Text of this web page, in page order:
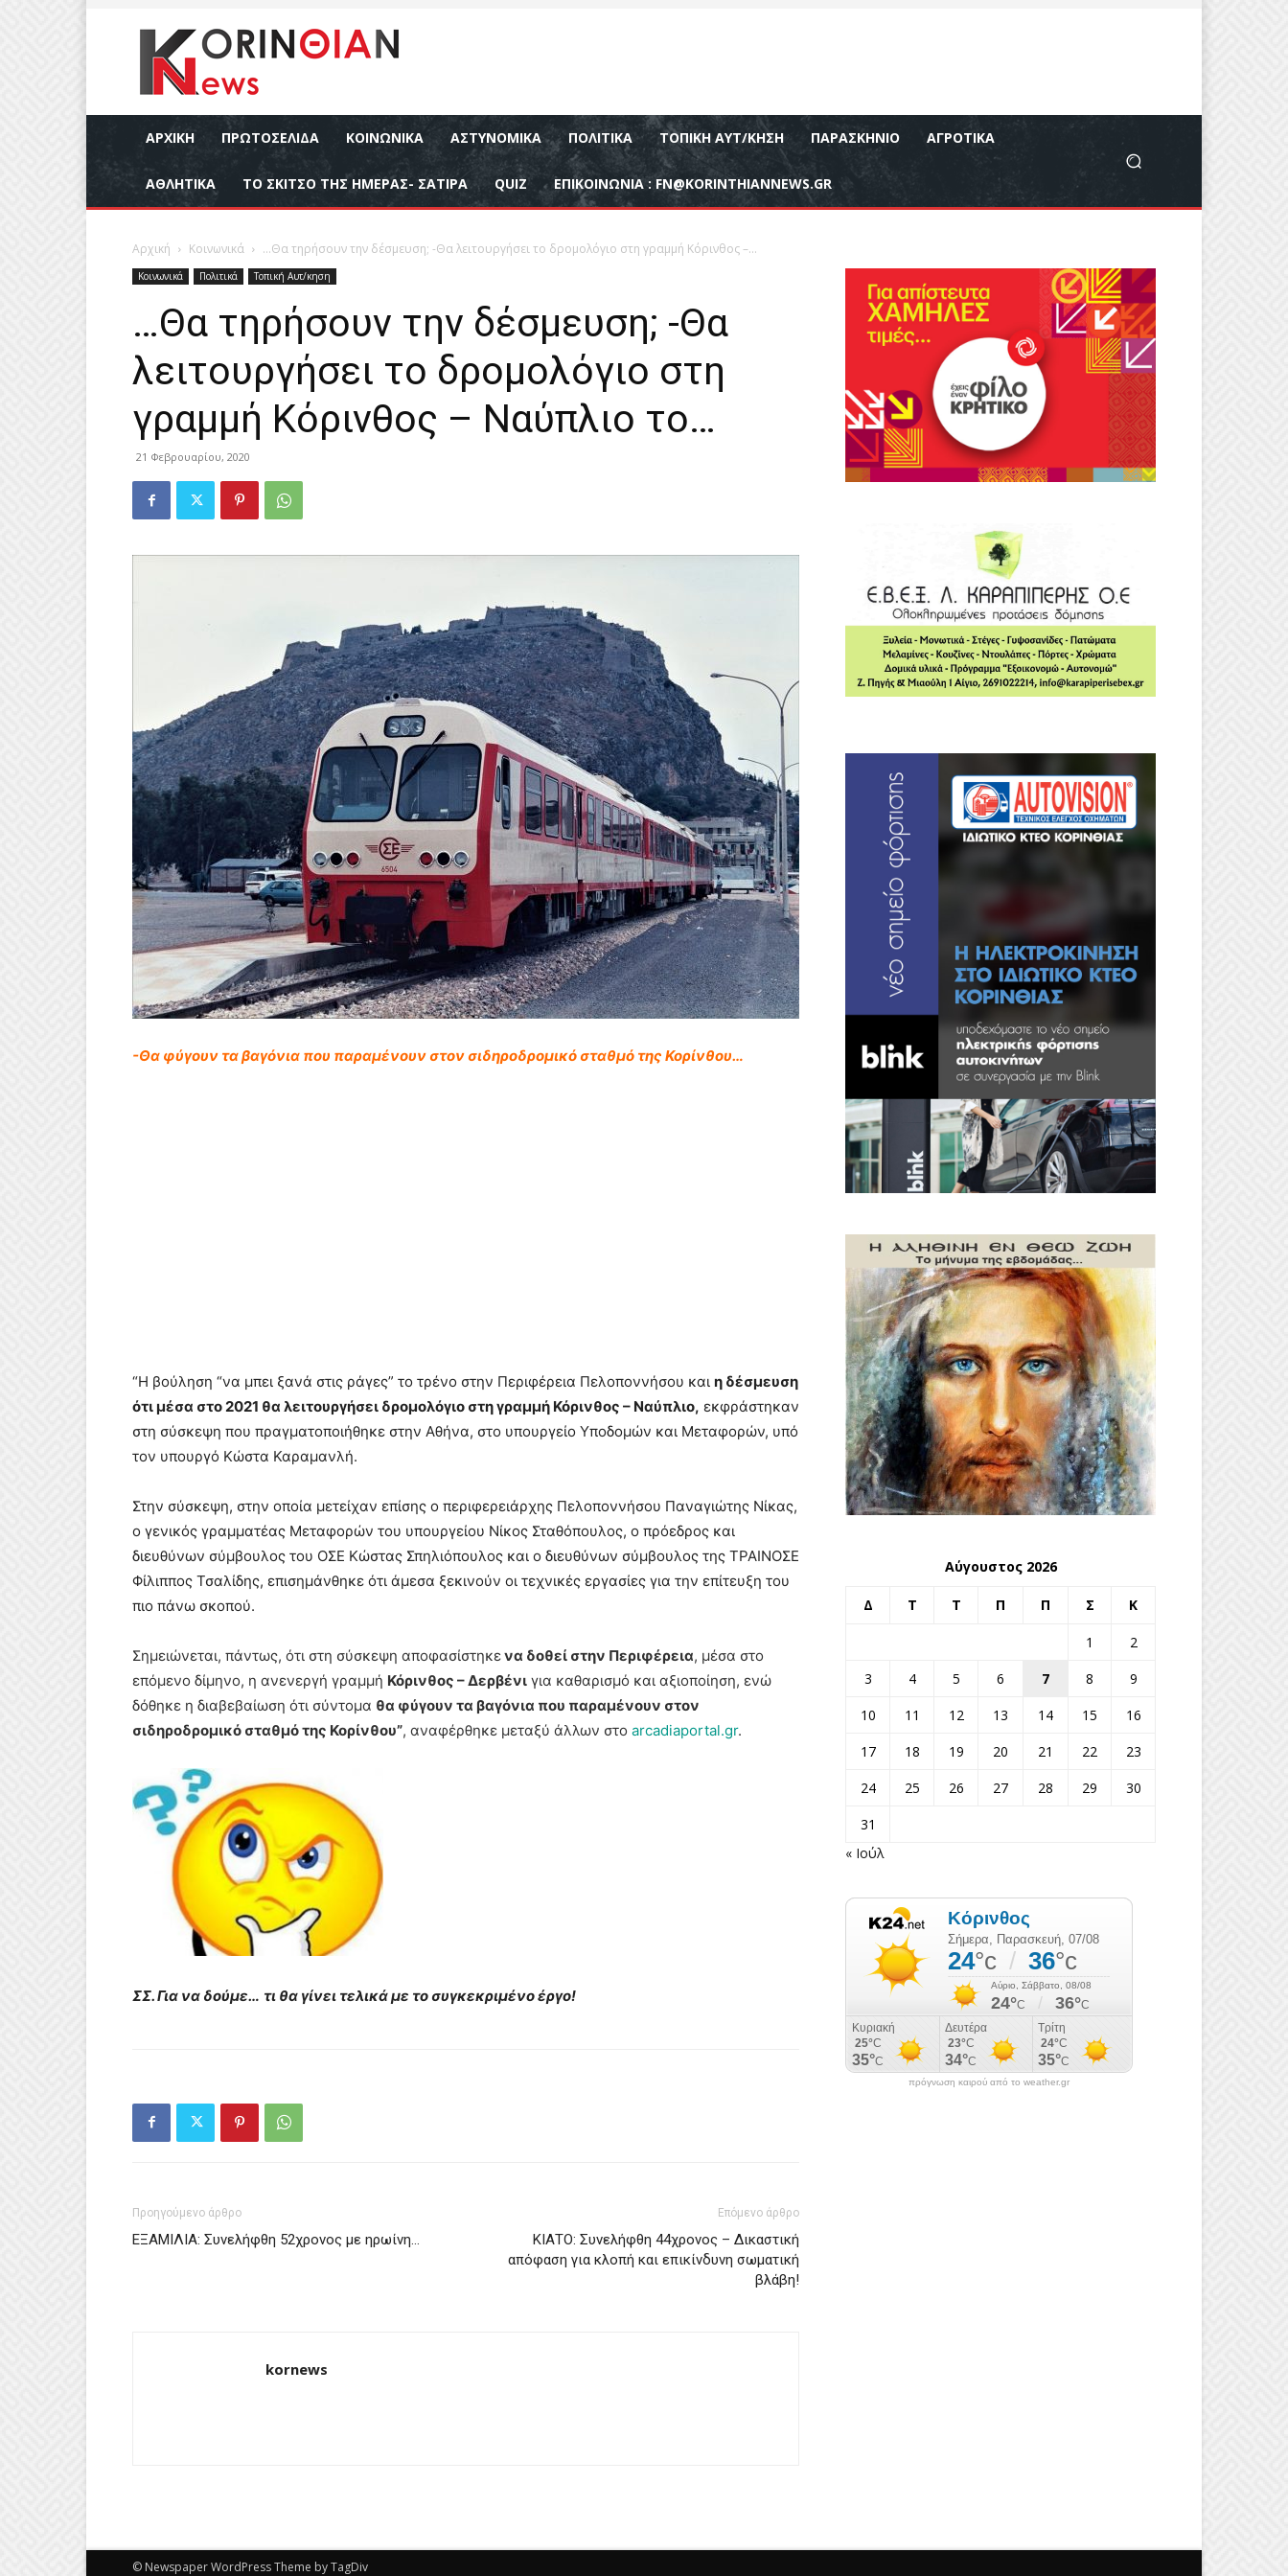
ΑΡΧΙΚΉ ΠΡΩΤΟΣΕΛΙΔΑ ΚΟΙΝΩΝΙΚΆ ΑΣΤΥΝΟΜΙΚΆ ΠΟΛΙΤΙΚΆ ΤΟΠΙΚΉ ΑΥΤ/ΚΗΣΗ ΠΑΡΑΣΚΉΝΙΟ ΑΓΡΟΤΙΚΆ
ΑΘΛΗΤΙΚΆ ΤΟ ΣΚΙΤΣΟ ΤΗΣ ΗΜΕΡΑΣ- ΣΑΤΙΡΑ QUIZ ΕΠΙΚΟΙΝΩΝΊΑ : FN@KORINTHIANNEWS.GR
Αρχική Κοινωνικά …Θα τηρήσουν την δέσμευση; -Θα λειτουργήσει το δρομολόγιο στη γραμμή Κόρινθος –...
Κοινωνικά Πολιτικά Τοπική Αυτ/κηση
…Θα τηρήσουν την δέσμευση; -Θα
λειτουργήσει το δρομολόγιο στη
γραμμή Κόρινθος – Ναύπλιο το…
21 Φεβρουαρίου, 2020
-Θα φύγουν τα βαγόνια που παραμένουν στον σιδηροδρομικό σταθμό της Κορίνθου…
“Η βούληση “να μπει ξανά στις ράγες” το τρένο στην Περιφέρεια Πελοποννήσου και η δέσμευση
ότι μέσα στο 2021 θα λειτουργήσει δρομολόγιο στη γραμμή Κόρινθος – Ναύπλιο, εκφράστηκαν
στη σύσκεψη που πραγματοποιήθηκε στην Αθήνα, στο υπουργείο Υποδομών και Μεταφορών, υπό
τον υπουργό Κώστα Καραμανλή.
Στην σύσκεψη, στην οποία μετείχαν επίσης ο περιφερειάρχης Πελοποννήσου Παναγιώτης Νίκας,
ο γενικός γραμματέας Μεταφορών του υπουργείου Νίκος Σταθόπουλος, ο πρόεδρος και
διευθύνων σύμβουλος του ΟΣΕ Κώστας Σπηλιόπουλος και ο διευθύνων σύμβουλος της ΤΡΑΙΝΟΣΕ
Φίλιππος Τσαλίδης, επισημάνθηκε ότι άμεσα ξεκινούν οι τεχνικές εργασίες για την επίτευξη του
πιο πάνω σκοπού.
Σημειώνεται, πάντως, ότι στη σύσκεψη αποφασίστηκενα δοθεί στην Περιφέρεια, μέσα στο
επόμενο δίμηνο, η ανενεργή γραμμή Κόρινθος – Δερβένι για καθαρισμό και αξιοποίηση, ενώ
δόθηκε η διαβεβαίωση ότι σύντομα θα φύγουν τα βαγόνια που παραμένουν στον
σιδηροδρομικό σταθμό της Κορίνθου”, αναφέρθηκε μεταξύ άλλων στο arcadiaportal.gr.
ΣΣ. Για να δούμε… τι θα γίνει τελικά με το συγκεκριμένο έργο!
Προηγούμενο άρθρο
ΕΞΑΜΙΛΙΑ: Συνελήφθη 52χρονος με ηρωίνη…
Επόμενο άρθρο
ΚΙΑΤΟ: Συνελήφθη 44χρονος – Δικαστική
απόφαση για κλοπή και επικίνδυνη σωματική
βλάβη!
kornews
Αύγουστος 2026
Δ Τ Τ Π Π Σ Κ
1
2
3
4 5 6 7 8
9
10
11 12 13 14 15
16
17
18 19 20 21 22
23
24
25 26 27 28 29
30
31
« Ιούλ
πρόγνωση καιρού από το weather.gr
© Newspaper WordPress Theme by TagDiv